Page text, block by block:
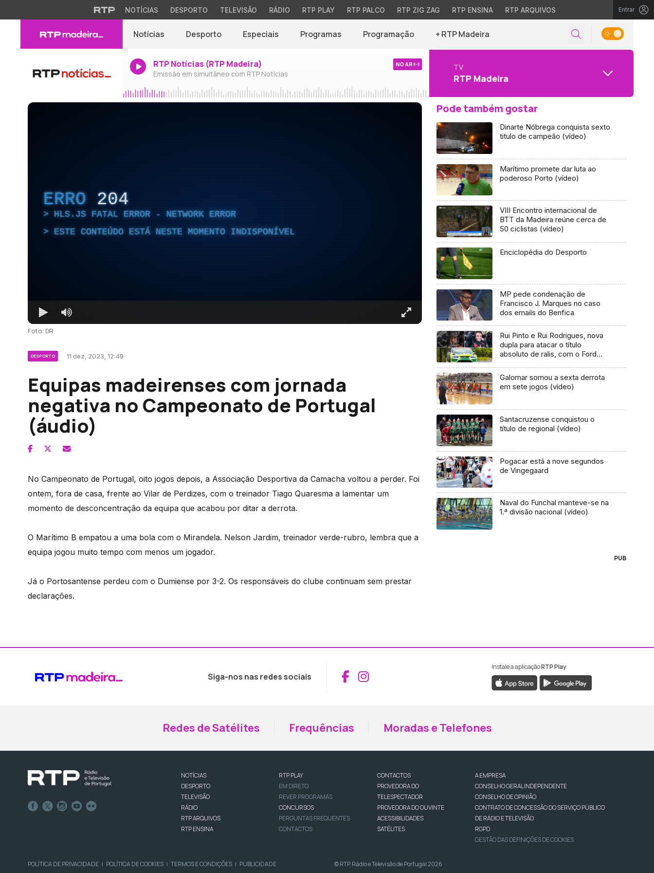
NOTÍCIAS DESPORTO TELEVISÃO RÁDIO RTP PLAY RTP PALCO RTP ZIG ZAG RTP ENSINA RTP ARQUIVOS Entrar
Notícias Desporto Especiais Programas Programação + RTP Madeira
RTP Notícias (RTP Madeira)
Emissão em simultâneo com RTP Notícias
NO AR TV
RTP Madeira
ERRO 204
HLS.JS FATAL ERROR - NETWORK ERROR
ESTE CONTEÚDO ESTÁ NESTE MOMENTO INDISPONÍVEL
Foto: DR
DESPORTO 11 dez, 2023, 12:49
Equipas madeirenses com jornada
negativa no Campeonato de Portugal
(áudio)
No Campeonato de Portugal, oito jogos depois, a Associação Desportiva da Camacha voltou a perder. Foi
ontem, fora de casa, frente ao Vilar de Perdizes, com o treinador Tiago Quaresma a lamentar um
momento de desconcentração da equipa que acabou por ditar a derrota.
O Marítimo B empatou a uma bola com o Mirandela. Nelson Jardim, treinador verde-rubro, lembra que a
equipa jogou muito tempo com menos um jogador.
Já o Portosantense perdeu com o Dumiense por 3-2. Os responsáveis do clube continuam sem prestar
declarações.
Pode também gostar
Dinarte Nóbrega conquista sexto
titulo de campeão (vídeo)
Marítimo promete dar luta ao
poderoso Porto (vídeo)
VIII Encontro internacional de
BTT da Madeira reúne cerca de
50 ciclistas (vídeo)
Enciclopédia do Desporto
MP pede condenação de
Francisco J. Marques no caso
dos emails do Benfica
Rui Pinto e Rui Rodrigues, nova
dupla para atacar o título
absoluto de ralis, com o Ford
Galomar somou a sexta derrota
em sete jogos (vídeo)
Santacruzense conquistou o
título de regional (vídeo)
Pogacar está a nove segundos
de Vingegaard
Naval do Funchal manteve-se na
1.ª divisão nacional (vídeo)
PUB
Siga-nos nas redes sociais Aceder ao Facebook da RTP Madeira
Aceder ao Instagram da RTP Madeira
Instale a aplicaçãoRTP Play
Redes de Satélites Frequências Moradas e Telefones
NOTÍCIAS
DESPORTO
TELEVISÃO
RÁDIO
RTP ARQUIVOS
RTP ENSINA
RTP PLAY
EM DIRETO
REVER PROGRAMAS
CONCURSOS
PERGUNTAS FREQUENTES
CONTACTOS
CONTACTOS
PROVEDORA DO
TELESPECTADOR
PROVEDORA DO OUVINTE
ACESSIBILIDADES
SATÉLITES
A EMPRESA
CONSELHO GERAL INDEPENDENTE
CONSELHO DE OPINIÃO
CONTRATO DE CONCESSÃO DO SERVIÇO PÚBLICO
DE RÁDIO E TELEVISÃO
RGPD
GESTÃO DAS DEFINIÇÕES DE COOKIES
POLÍTICA DE PRIVACIDADE | POLÍTICA DE COOKIES | TERMOS E CONDIÇÕES | PUBLICIDADE © RTP, Rádio e Televisão de Portugal 2026